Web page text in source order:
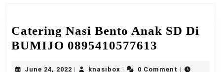
Catering Nasi Bento Anak SD Di
BUMIJO 0895410577613
June 24, 2022 June knasiboxknasibox0 Comment